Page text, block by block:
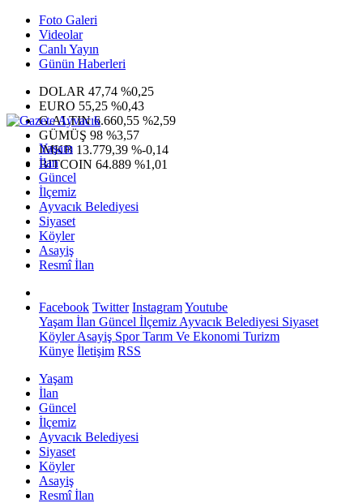
Foto Galeri
Videolar
Canlı Yayın
Günün Haberleri
DOLAR 47,74 %0,25
EURO 55,25 %0,43
G.ALTIN6.660,55 %2,59
GÜMÜŞ 98 %3,57
IMKB 13.779,39 %-0,14
BITCOIN 64.889 %1,01
Yaşam
İlan
Güncel
İlçemiz
Ayvacık Belediyesi
Siyaset
Köyler
Asayiş
Resmî İlan
Facebook Twitter InstagramYoutube
Yaşam İlan Güncel İlçemiz Ayvacık Belediyesi Siyaset
KöylerAsayiş SporTarım Ve Ekonomi Turizm
Künye İletişim RSS
Yaşam
İlan
Güncel
İlçemiz
Ayvacık Belediyesi
Siyaset
Köyler
Asayiş
Resmî İlan